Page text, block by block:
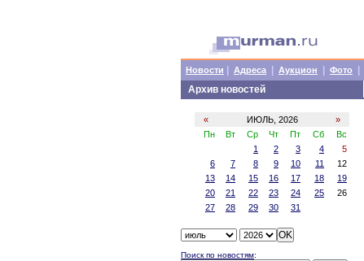
Новости Адреса Аукцион Фото
Архив новостей
« ИЮЛЬ, 2026
»
Пн
Вт Ср Чт Пт Сб
Вс
1
2 3 4
5
6
7 8 9 10 11
12
13
14 15 16 17 18
19
20
21 22 23 24 25
26
27
28 29 30 31
Поиск по новостям: